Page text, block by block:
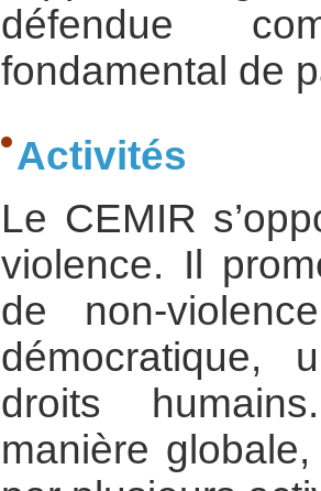
défendue
fondamental de
Activités
Le CEMIR
violence. Il
de non-
démocratique,
droits
manière